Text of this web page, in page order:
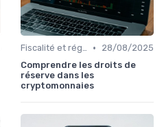
Fiscalité et réglementation •
28/08/2025
Comprendre les droits de
réserve dans les
cryptomonnaies